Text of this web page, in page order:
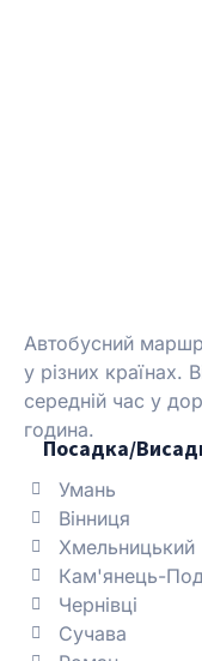
Автобусний
у різних країнах.
середній час у
година.
Посадка/
Умань
Вінниця
Хмельницький
Кам'янець-
Чернівці
Сучава